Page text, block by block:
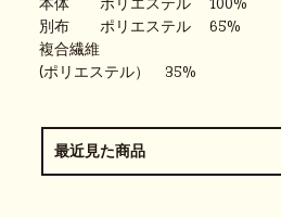
本体 ポリエステル 100%
別布 ポリエステル 65%
複合繊維
(ポリエステル） 35%
最近見た商品